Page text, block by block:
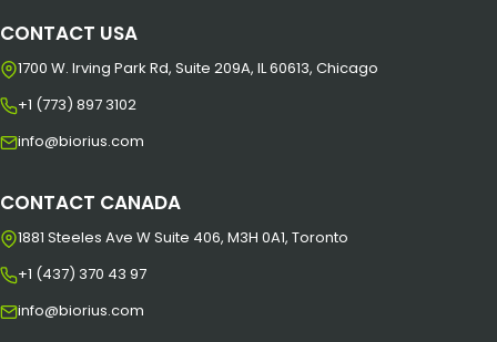
CONTACT USA
1700 W. Irving Park Rd, Suite 209A, IL 60613, Chicago
+1 (773) 897 3102
info@biorius.com
CONTACT CANADA
1881 Steeles Ave W Suite 406, M3H 0A1, Toronto
+1 (437) 370 43 97
info@biorius.com